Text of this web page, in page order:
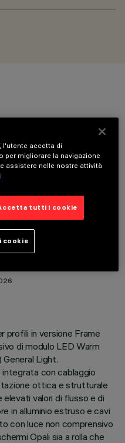
profili in versione Frame
di modulo LED Warm
Light.
con cablaggio
ottica e strutturale
valori di flusso e di
in alluminio estruso e cavi
con luce non comprensivo
Opali sia a rolla che
l'utente accetta di
per migliorare la navigazione
assistere nelle nostre attività
tutti i cookie
cookie